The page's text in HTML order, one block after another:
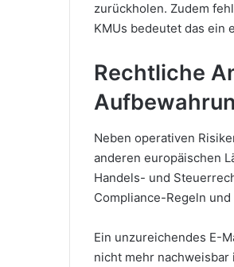
zurückholen. Zudem
KMUs bedeutet das ein
Rechtliche
Neben operativen
anderen europäischen
Handels- und
Compliance-Regeln
Ein unzureichendes E-
nicht mehr